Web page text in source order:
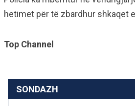
hetimet për të zbardhur shkaqet
Top Channel
SONDAZH